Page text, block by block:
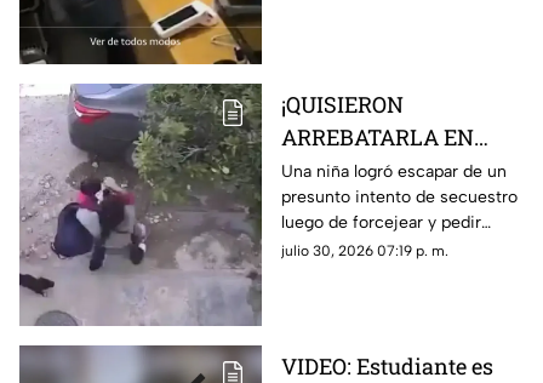
¡QUISIERON
ARREBATARLA EN
SEGUNDOS! Niña
escapa de presunto
intento de secuestro;
este es el VIDEO
Una niña logró escapar de un
presunto intento de secuestro
luego de forcejear y pedir
ayuda a gritos cuando una
julio 30, 2026 07:19 p. m.
VIDEO: Estudiante es